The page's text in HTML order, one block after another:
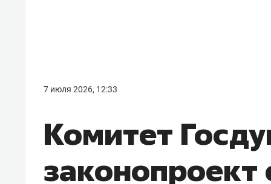
7 июля 2026, 12:33
Комитет
законопроект
правил, бизнес может
потерять минимум